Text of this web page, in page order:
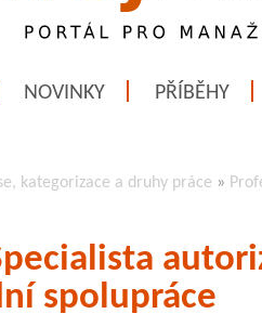
NOVINKY PŘÍBĚHY
kategorizace a druhy práce »
spolupráce